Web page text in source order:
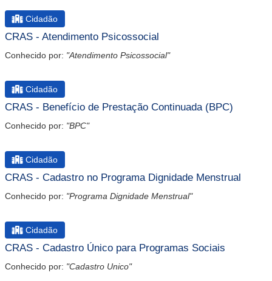
Cidadão
CRAS - Atendimento Psicossocial
Conhecido por: "Atendimento Psicossocial"
Cidadão
CRAS - Benefício de Prestação Continuada (BPC)
Conhecido por: "BPC"
Cidadão
CRAS - Cadastro no Programa Dignidade Menstrual
Conhecido por: "Programa Dignidade Menstrual"
Cidadão
CRAS - Cadastro Único para Programas Sociais
Conhecido por: "Cadastro Unico"